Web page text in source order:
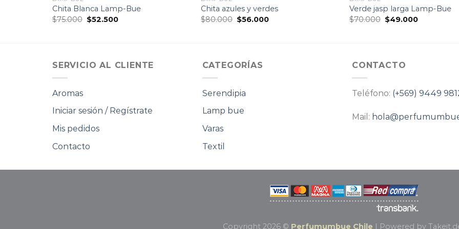
Chita Blanca Lamp-Bue
$75.000 El
precio
$52.500El
Chita azules y verdes
$80.000 El
precio
$56.000El
Verde jasp larga Lamp-Bue
$70.000 El
precio
$49.000El
SERVICIO AL CLIENTE
Aromas
Iniciar sesión / Regístrate
Mis pedidos
Contacto
CATEGORÍAS
Serendipia
Lamp bue
Varas
Textil
CONTACTO
Teléfono: (+569) 9449
Mail:
Copyright 2026 © Perfumumbue Chile | Powered by